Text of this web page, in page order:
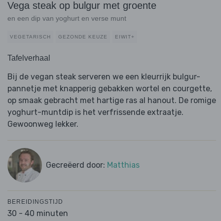
Vega steak op bulgur met groente
en een dip van yoghurt en verse munt
VEGETARISCH GEZONDE KEUZE EIWIT+
Tafelverhaal
Bij de vegan steak serveren we een kleurrijk bulgur-
pannetje met knapperig gebakken wortel en courgette,
op smaak gebracht met hartige ras al hanout. De romige
yoghurt-muntdip is het verfrissende extraatje.
Gewoonweg lekker.
Gecreëerd door: Matthias
BEREIDINGSTIJD
30 - 40 minuten